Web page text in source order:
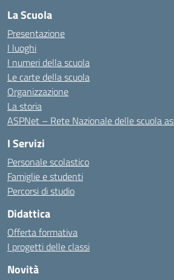
La Scuola
Presentazione
I luoghi
I numeri della scuola
Le carte della scuola
Organizzazione
La storia
ASPNet – Rete Nazionale delle scuola
I Servizi
Personale scolastico
Famiglie e studenti
Percorsi di studio
Didattica
Offerta formativa
I progetti delle classi
Novità